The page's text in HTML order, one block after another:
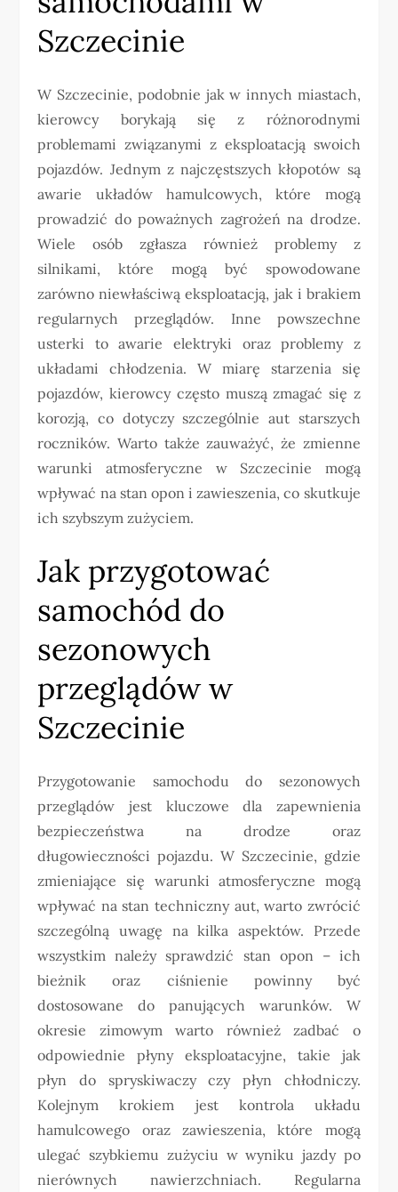
Szczecinie
W Szczecinie, podobnie jak w innych miastach,
kierowcy borykają się z różnorodnymi
problemami związanymi z eksploatacją swoich
pojazdów. Jednym z najczęstszych kłopotów są
awarie układów hamulcowych, które mogą
prowadzić do poważnych zagrożeń na drodze.
Wiele osób zgłasza również problemy z
silnikami, które mogą być spowodowane
zarówno niewłaściwą eksploatacją, jak i brakiem
regularnych przeglądów. Inne powszechne
usterki to awarie elektryki oraz problemy z
układami chłodzenia. W miarę starzenia się
pojazdów, kierowcy często muszą zmagać się z
korozją, co dotyczy szczególnie aut starszych
roczników. Warto także zauważyć, że zmienne
warunki atmosferyczne w Szczecinie mogą
wpływać na stan opon i zawieszenia, co skutkuje
ich szybszym zużyciem.
Jak przygotować
samochód do
sezonowych
przeglądów w
Szczecinie
Przygotowanie samochodu do sezonowych
przeglądów jest kluczowe dla zapewnienia
bezpieczeństwa na drodze oraz
długowieczności pojazdu. W Szczecinie, gdzie
zmieniające się warunki atmosferyczne mogą
wpływać na stan techniczny aut, warto zwrócić
szczególną uwagę na kilka aspektów. Przede
wszystkim należy sprawdzić stan opon – ich
bieżnik oraz ciśnienie powinny być
dostosowane do panujących warunków. W
okresie zimowym warto również zadbać o
odpowiednie płyny eksploatacyjne, takie jak
płyn do spryskiwaczy czy płyn chłodniczy.
Kolejnym krokiem jest kontrola układu
hamulcowego oraz zawieszenia, które mogą
ulegać szybkiemu zużyciu w wyniku jazdy po
nierównych nawierzchniach. Regularna